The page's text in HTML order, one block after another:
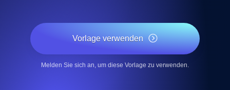
Vorlage verwenden
Melden Sie sich an, um diese Vorlage zu verwenden.